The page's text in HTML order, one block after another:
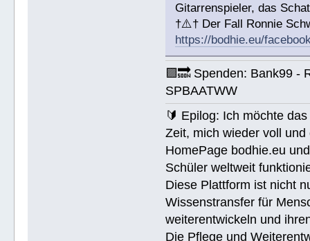
Gitarrenspieler, das
†⚠️† Der Fall Ronnie
https://bodhie.eu/
🟪🔜 Spenden: Bank99 -
SPBAATWW
🔰 Epilog: Ich möchte
Zeit, mich wieder voll
HomePage bodhie.eu
Schüler weltweit
Diese Plattform ist nicht
Wissenstransfer für
weiterentwickeln und
Die Pflege und